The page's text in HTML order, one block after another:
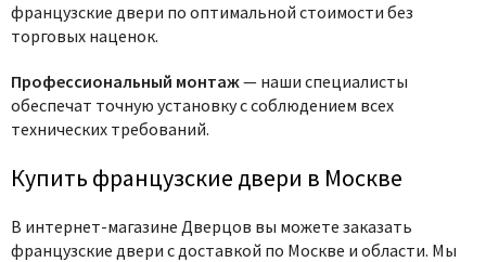
французские двери по оптимальной стоимости без
торговых наценок.
Профессиональный монтаж— наши специалисты
обеспечат точную установку с соблюдением всех
технических требований.
Купить французские двери в Москве
В интернет-магазине Дверцов вы можете заказать
французские двери с доставкой по Москве и области. Мы